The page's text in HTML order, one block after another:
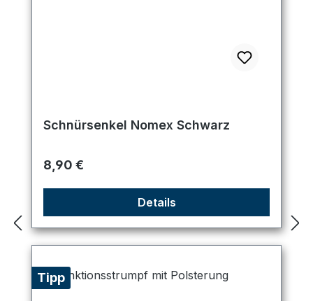
Schnürsenkel Nomex Schwarz
Regulärer Preis:
8,90 €
Details
Tipp